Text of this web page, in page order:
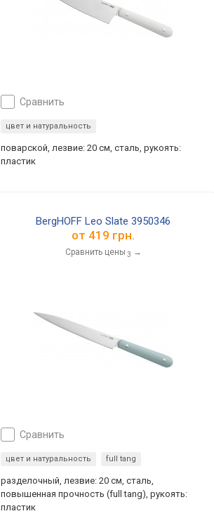
сравнить
цвет и натуральность
поварской, лезвие: 20 см, сталь, рукоять:
пластик
BergHOFF Leo Slate 3950346
от 419 грн.
Сравнить цены 3 →
сравнить
цвет и натуральность full tang
разделочный, лезвие: 20 см, сталь,
повышенная прочность (full tang), рукоять:
пластик